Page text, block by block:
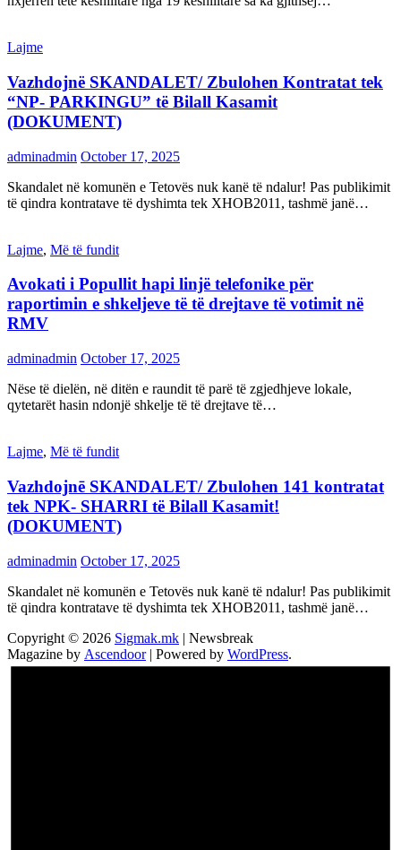
Lajme
Vazhdojnë SKANDALET/ Zbulohen Kontratat tek
“NP- PARKINGU” të Bilall Kasamit
(DOKUMENT)
adminadmin October 17, 2025
Skandalet në komunën e Tetovës nuk kanë të ndalur! Pas publikimit
të qindra kontratave të dyshimta tek XHOB2011, tashmë janë…
Lajme, Më të fundit
Avokati i Popullit hapi linjë telefonike për
raportimin e shkeljeve të të drejtave të votimit në
RMV
adminadmin October 17, 2025
Nëse të dielën, në ditën e raundit të parë të zgjedhjeve lokale,
qytetarët hasin ndonjë shkelje të të drejtave të…
Lajme, Më të fundit
Vazhdojnē SKANDALET/ Zbulohen 141 kontratat
tek NPK- SHARRI të Bilall Kasamit!
(DOKUMENT)
adminadmin October 17, 2025
Skandalet në komunën e Tetovës nuk kanë të ndalur! Pas publikimit
të qindra kontratave të dyshimta tek XHOB2011, tashmë janë…
Copyright © 2026 Sigmak.mk | Newsbreak
Magazine by Ascendoor| Powered by WordPress.